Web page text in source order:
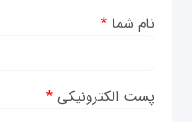
نام شما*
پست الکترونیکی*